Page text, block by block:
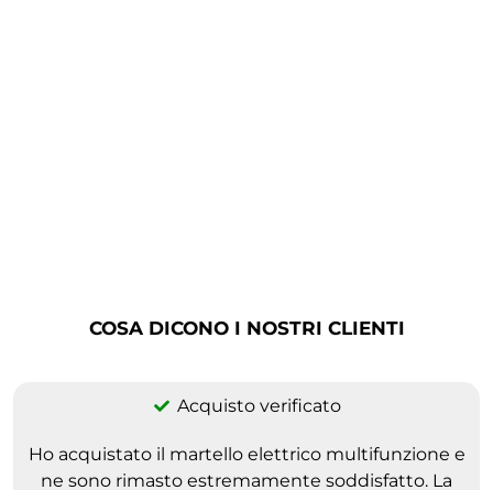
COSA DICONO I NOSTRI CLIENTI
Acquisto verificato
Ho acquistato il martello elettrico multifunzione e
ne sono rimasto estremamente soddisfatto. La